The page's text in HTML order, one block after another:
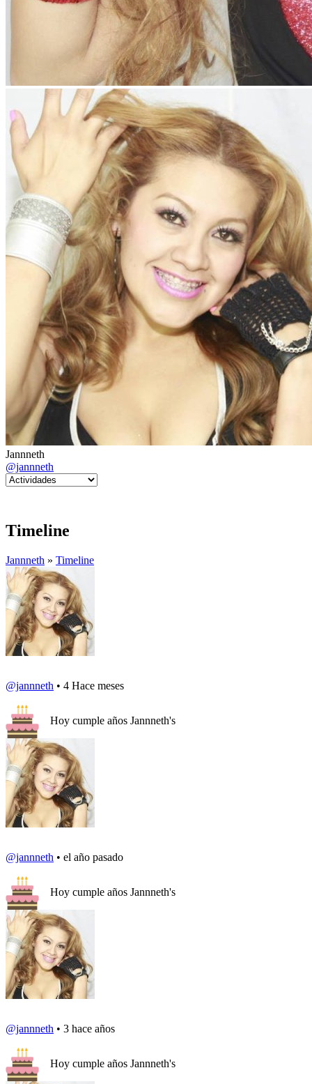
Jannneth
@jannneth
Timeline
Jannneth » Timeline
@jannneth • 4 Hace meses
Hoy cumple años Jannneth's
@jannneth • el año pasado
Hoy cumple años Jannneth's
@jannneth • 3 hace años
Hoy cumple años Jannneth's